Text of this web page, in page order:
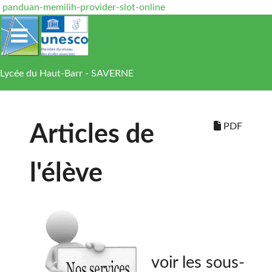
panduan-memilih-provider-slot-online
Lycée du Haut-Barr - SAVERNE
PDF
Articles de
l'élève
voir les sous-